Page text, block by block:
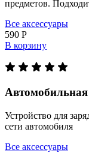
предметов.
Все аксессуары
590 Р
В корзину
Устройство для
сети автомобиля
Все аксессуары